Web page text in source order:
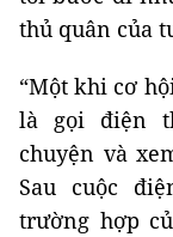
thủ quân của
“Một khi cơ
là gọi điện
chuyện và
Sau cuộc
trường hợp